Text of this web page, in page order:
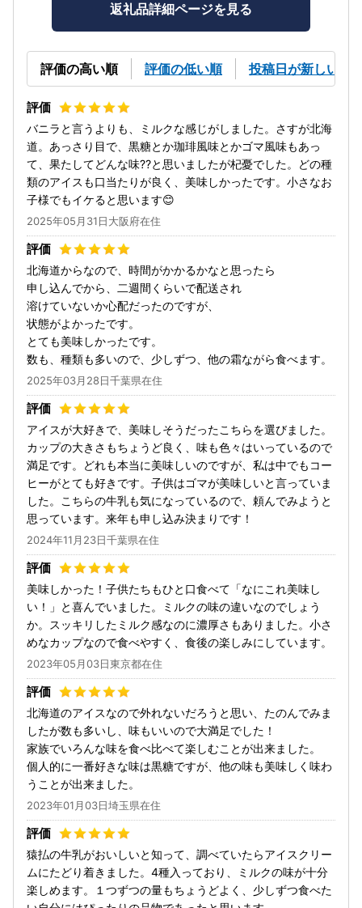
返礼品詳細ページを見る
評価の高い順 評価の低い順 投稿日が新しい順
バニラと言うよりも、ミルクな感じがしました。さすが北海
道。あっさり目で、黒糖とか珈琲風味とかゴマ風味もあっ
て、果たしてどんな味⁇と思いましたが杞憂でした。どの種
類のアイスも口当たりが良く、美味しかったです。小さなお
子様でもイケると思います😊
2025年05月31日大阪府在住
北海道からなので、時間がかかるかなと思ったら
申し込んでから、二週間くらいで配送され
溶けていないか心配だったのですが、
状態がよかったです。
とても美味しかったです。
数も、種類も多いので、少しずつ、他の霜ながら食べます。
2025年03月28日千葉県在住
アイスが大好きで、美味しそうだったこちらを選びました。
カップの大きさもちょうど良く、味も色々はいっているので
満足です。どれも本当に美味しいのですが、私は中でもコー
ヒーがとても好きです。子供はゴマが美味しいと言っていま
した。こちらの牛乳も気になっているので、頼んでみようと
思っています。来年も申し込み決まりです！
2024年11月23日千葉県在住
美味しかった！子供たちもひと口食べて「なにこれ美味し
い！」と喜んでいました。ミルクの味の違いなのでしょう
か。スッキリしたミルク感なのに濃厚さもありました。小さ
めなカップなので食べやすく、食後の楽しみにしています。
2023年05月03日東京都在住
北海道のアイスなので外れないだろうと思い、たのんでみま
したが数も多いし、味もいいので大満足でした！
家族でいろんな味を食べ比べて楽しむことが出来ました。
個人的に一番好きな味は黒糖ですが、他の味も美味しく味わ
うことが出来ました。
2023年01月03日埼玉県在住
猿払の牛乳がおいしいと知って、調べていたらアイスクリー
ムにたどり着きました。4種入っており、ミルクの味が十分
楽しめます。１つずつの量もちょうどよく、少しずつ食べた